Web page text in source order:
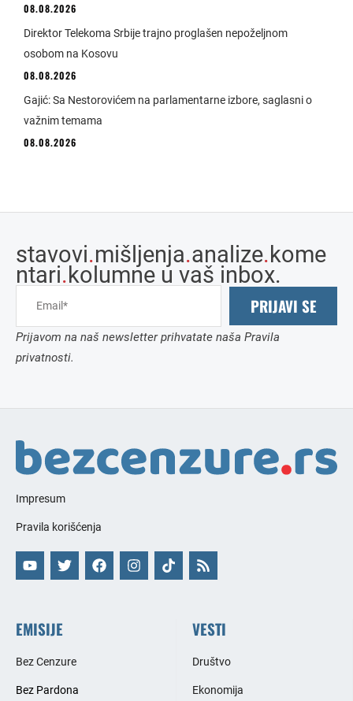
08.08.2026
Direktor Telekoma Srbije trajno proglašen nepoželjnom
osobom na Kosovu
08.08.2026
Gajić: Sa Nestorovićem na parlamentarne izbore, saglasni o
važnim temama
08.08.2026
stavovi.mišljenja.analize.kome
ntari.kolumne u vaš inbox.
PRIJAVI SE
Prijavom na naš newsletter prihvatate naša Pravila
privatnosti.
Impresum
Pravila korišćenja
EMISIJE
Bez Cenzure
Bez Pardona
VESTI
Društvo
Ekonomija